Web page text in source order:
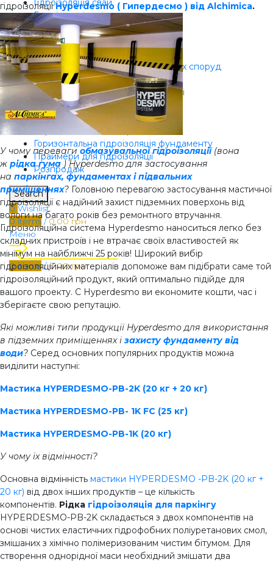
Гідроізоляція свай
Гідроізоляція стін
Гідроізоляція терас
Гідроізоляція трибун стадіонів
Гідроізоляція труб
Гідроізоляція укриттів та підземних споруд
Гідроізоляція фундаменту
Гідроізоляція фундаменту у Львові
Гідроізоляція цоколю
Гідроізоляція шиферної покрівлі
Гідроізоляція ями в гаражі
Горизонтальна гідроізоляція фундаменту
Праймери для гідроізоляції
Розпродаж
Search
0Wishlist
0items / 0,00грн
Меню
0items / 0,00грн
гідроізоляціїHyperdesmo ( Гипердесмо ) від Alchimica.
У чому переваги обмазувальної гідроізоляції(вона
ж рідка гума ) Hyperdesmo для застосування
на паркінгах, фундаментах і підвальних
приміщеннях? Головною перевагою застосування мастичної
гідроізоляції є надійний захист підземних поверхонь від
вологи на багато років без ремонтного втручання.
Гідроізоляційна система Hyperdesmo наноситься легко без
складних пристроїв і не втрачає своїх властивостей як
мінімум на найближчі 25 років! Широкий вибір
гідроізоляційних матеріалів допоможе вам підібрати саме той
гідроізоляційний продукт, який оптимально підійде для
вашого проекту. C Hyperdesmo ви економите кошти, час і
зберігаєте свою репутацію.
Які можливі типи продукції Hyperdesmo для використання
в підземних приміщеннях і захисту фундаменту від
води? Серед основних популярних продуктів можна
виділити наступні:
Мастика HYPERDESMO-PB-2K (20 кг + 20 кг)
Мастика HYPERDESMO-PB- 1K FC (25 кг)
Мастика HYPERDESMO-PB-1K (20 кг)
У чому їх відмінності?
Основна відмінність мастики HYPERDESMO -PB-2K (20 кг +
20 кг) від двох інших продуктів – це кількість
компонентів. Рідка гідроізоляція для паркінгу
HYPERDESMO-PB-2K складається з двох компонентів на
основі чистих еластичних гідрофобних поліуретанових смол,
змішаних з хімічно полімеризованим чистим бітумом. Для
створення однорідної маси необхідний змішати два